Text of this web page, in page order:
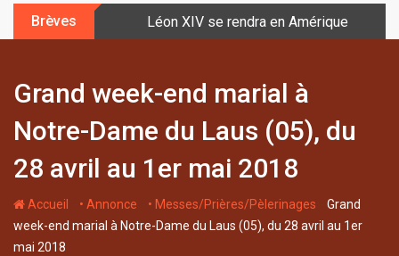
o
Brèves Léon XIV se rendra en Amérique latine à
Grand week-end marial à
Notre-Dame du Laus (05), du
28 avril au 1er mai 2018
Accueil - • Annonce - • Messes/Prières/Pèlerinages -Grand
week-end marial à Notre-Dame du Laus (05), du 28 avril au 1er
mai 2018